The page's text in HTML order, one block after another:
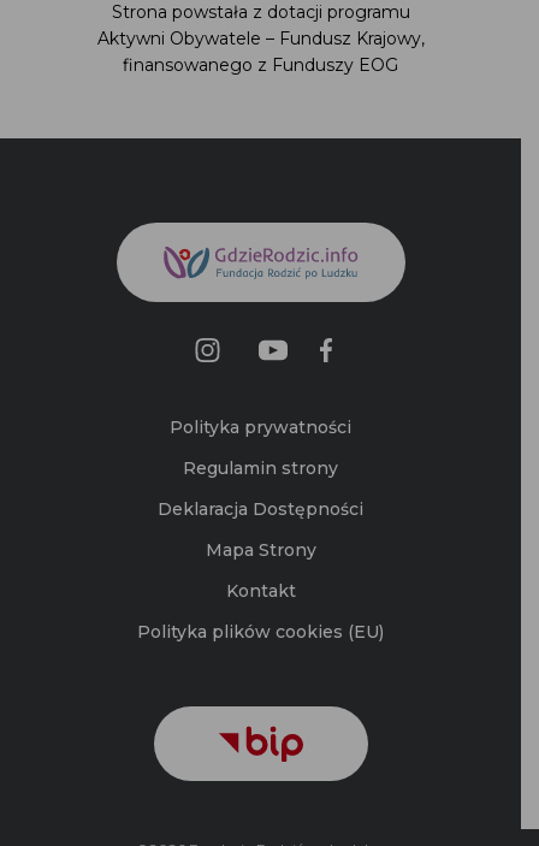
Strona powstała z dotacji programu
Aktywni Obywatele – Fundusz Krajowy,
finansowanego z Funduszy EOG
Polityka prywatności
Regulamin strony
Deklaracja Dostępności
Mapa Strony
Kontakt
Polityka plików cookies (EU)